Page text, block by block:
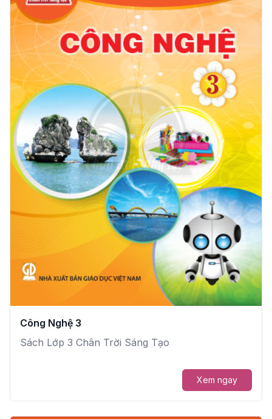
Công Nghệ 3
Sách Lớp 3 Chân Trời Sáng Tạo
Xem ngay